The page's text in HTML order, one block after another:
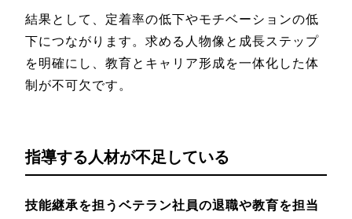
結果として、定着率の低下やモチベーションの低
下につながります。求める人物像と成長ステップ
を明確にし、教育とキャリア形成を一体化した体
制が不可欠です。
指導する人材が不足している
技能継承を担うベテラン社員の退職や教育を担当